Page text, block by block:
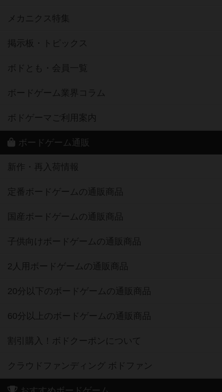
メカニクス特集
掲示板・トピックス
ボドとも・会員一覧
ボードゲーム業界コラム
ボドゲーマご利用案内
ボードゲーム通販
新作・再入荷情報
定番ボードゲームの通販商品
国産ボードゲームの通販商品
子供向けボードゲームの通販商品
2人用ボードゲームの通販商品
20分以下のボードゲームの通販商品
60分以上のボードゲームの通販商品
割引購入！ボドクーポンについて
クラウドファンディング ボドファン